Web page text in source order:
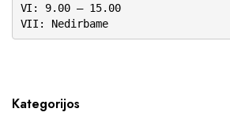
VI: 9.00 – 15.00
VII: Nedirbame
Kategorijos